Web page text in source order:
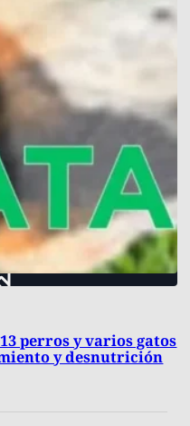
perros y varios gatos
y desnutrición